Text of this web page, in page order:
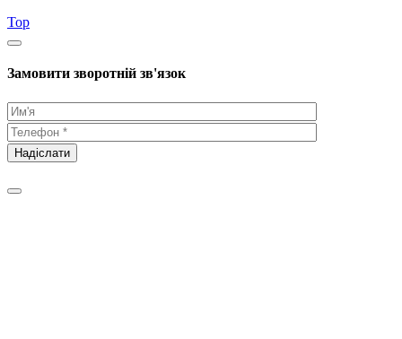
Top
Замовити зворотній зв'язок